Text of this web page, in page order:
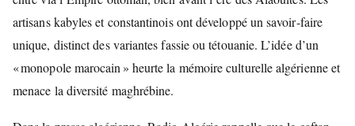
artisans kabyles et constantinois ont développé un savoir‑faire
unique, distinct des variantes fassie ou tétouanie. L’idée d’un
« monopole marocain » heurte la mémoire culturelle algérienne et
menace la diversité maghrébine.